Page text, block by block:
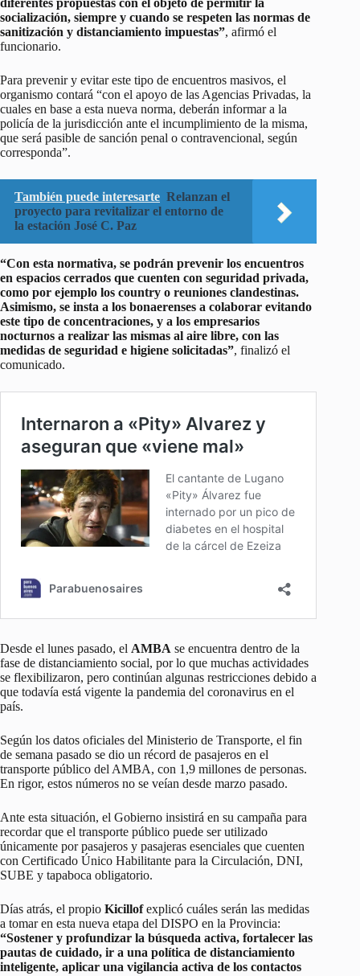
socialización, siempre y cuando se respeten las normas de
sanitización y distanciamiento impuestas”, afirmó el
funcionario.
Para prevenir y evitar este tipo de encuentros masivos, el
organismo contará “con el apoyo de las Agencias Privadas, la
cuales en base a esta nueva norma, deberán informar a la
policía de la jurisdicción ante el incumplimiento de la misma,
que será pasible de sanción penal o contravencional, según
corresponda”.
También puede interesarte Relanzan el
proyecto para revitalizar el entorno de
la estación José C. Paz
“Con esta normativa, se podrán prevenir los encuentros
en espacios cerrados que cuenten con seguridad privada,
como por ejemplo los country o reuniones clandestinas.
Asimismo, se insta a los bonaerenses a colaborar evitando
este tipo de concentraciones, y a los empresarios
nocturnos a realizar las mismas al aire libre, con las
medidas de seguridad e higiene solicitadas”, finalizó el
comunicado.
Desde el lunes pasado, el AMBA se encuentra dentro de la
fase de distanciamiento social, por lo que muchas actividades
se flexibilizaron, pero continúan algunas restricciones debido a
que todavía está vigente la pandemia del coronavirus en el
país.
Según los datos oficiales del Ministerio de Transporte, el fin
de semana pasado se dio un récord de pasajeros en el
transporte público del AMBA, con 1,9 millones de personas.
En rigor, estos números no se veían desde marzo pasado.
Ante esta situación, el Gobierno insistirá en su campaña para
recordar que el transporte público puede ser utilizado
únicamente por pasajeros y pasajeras esenciales que cuenten
con Certificado Único Habilitante para la Circulación, DNI,
SUBE y tapaboca obligatorio.
Días atrás, el propio Kicillofexplicó cuáles serán las medidas
a tomar en esta nueva etapa del DISPO en la Provincia:
“Sostener y profundizar la búsqueda activa, fortalecer las
pautas de cuidado, ir a una política de distanciamiento
inteligente, aplicar una vigilancia activa de los contactos